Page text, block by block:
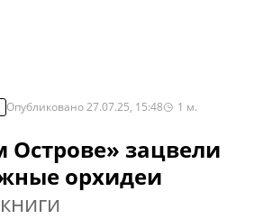
Опубликовано27.07.25, 15:48 1 м.
Острове» зацвели
орхидеи